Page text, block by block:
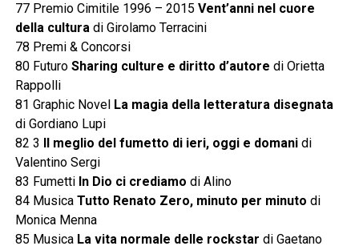
77 Premio Cimitile 1996 – 2015 Vent’anni nel cuore
della culturadi Girolamo Terracini
78 Premi & Concorsi
80 Futuro Sharing culture e diritto d’autore di Orietta
Rappolli
81 Graphic Novel La magia della letteratura disegnata
di Gordiano Lupi
82 3
Il meglio del fumetto di ieri, oggi e domanidi
Valentino Sergi
83 Fumetti In Dio ci crediamo di Alino
84 Musica Tutto Renato Zero, minuto per minuto di
Monica Menna
85 Musica La vita normale delle rockstar di Gaetano